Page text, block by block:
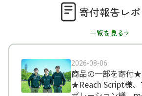
寄付報告レ
一覧を見る
2026-08-06
商品の一部を寄付
★Reach Script様、